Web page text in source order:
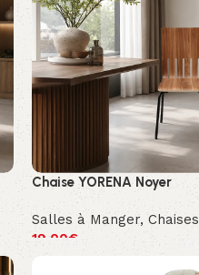
Chaise YORENA Noyer
Salles à Manger, Chaises
19.00€